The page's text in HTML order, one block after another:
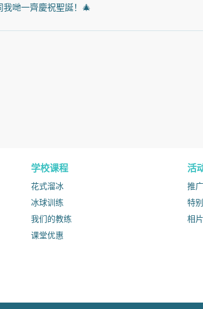
哋一齊慶祝聖誕！🎄
学校课程
花式溜冰
冰球训练
我们的教练
课堂优惠
活
推
特
相